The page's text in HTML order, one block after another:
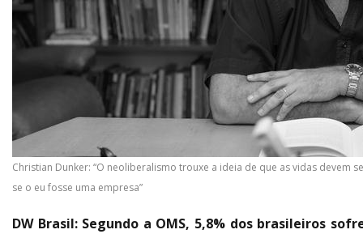
Christian Dunker: “O neoliberalismo trouxe a ideia de que as vidas devem
se o eu fosse uma empresa”
DW Brasil: Segundo a OMS, 5,8% dos brasileiros